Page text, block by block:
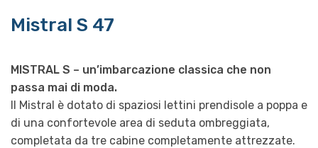
Mistral S 47
MISTRAL S – un’imbarcazione classica che non
passa mai di moda.
Il Mistral è dotato di spaziosi lettini prendisole a poppa e
di una confortevole area di seduta ombreggiata,
completata da tre cabine completamente attrezzate.